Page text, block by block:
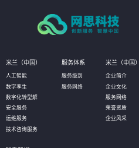
米兰（中国）
人工智能
数字孪生
数字化转型解
安全服务
运维服务
技术咨询服务
服务体系
服务级别
服务网络
米兰（中国）
企业简介
企业文化
服务网络
荣誉资质
企业风采